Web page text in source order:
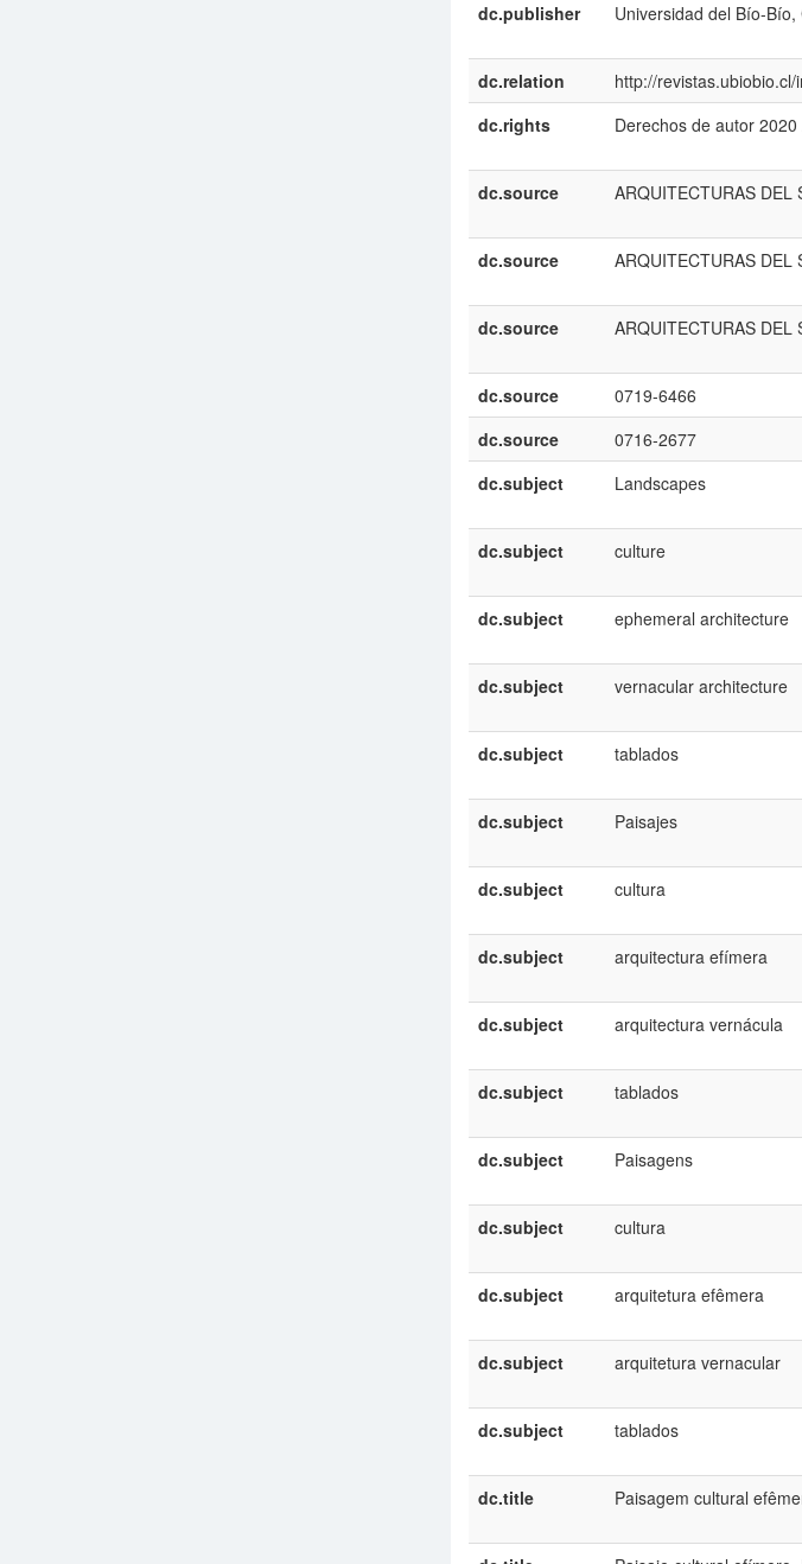
dc.publisher
Universidad del Bío-Bío,
dc.relation
http://
dc.rights
Derechos de autor
dc.source
ARQUITECTURAS
dc.source
ARQUITECTURAS
dc.source
ARQUITECTURAS
dc.source
0719-6466
dc.source
0716-2677
dc.subject
Landscapes
dc.subject
culture
dc.subject
ephemeral architecture
dc.subject
vernacular architecture
dc.subject
tablados
dc.subject
Paisajes
dc.subject
cultura
dc.subject
arquitectura efímera
dc.subject
arquitectura vernácula
dc.subject
tablados
dc.subject
Paisagens
dc.subject
cultura
dc.subject
arquitetura efêmera
dc.subject
arquitetura vernacular
dc.subject
tablados
dc.title
Paisagem cultural